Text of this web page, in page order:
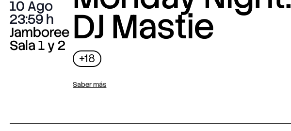
10 Ago
23:59
Jamboree
Sala 1 y 2 DJ Mastie
+18
Saber más